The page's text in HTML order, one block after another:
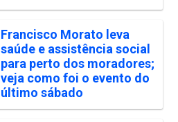
Francisco Morato leva
saúde e assistência social
para perto dos moradores;
veja como foi o evento do
último sábado